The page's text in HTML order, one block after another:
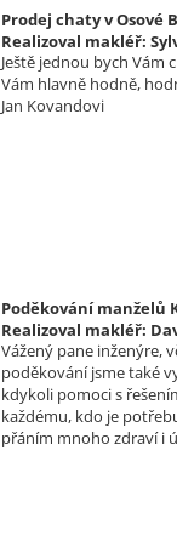
Prodej chaty v Osové
Realizoval makléř:
Ještě jednou bych Vám
Vám hlavně hodně,
Jan Kovandovi
Poděkování manželů
Realizoval makléř:
Vážený pane inženýre,
poděkování jsme také
kdykoli pomoci s
každému, kdo je
přáním mnoho zdraví i